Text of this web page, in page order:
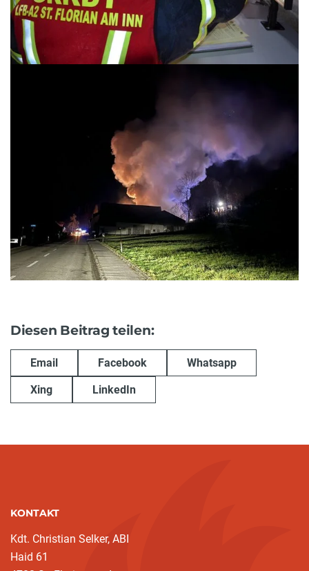
Diesen Beitrag teilen:
Email Facebook Whatsapp
Xing LinkedIn
KONTAKT
Kdt. Christian Selker, ABI
Haid 61